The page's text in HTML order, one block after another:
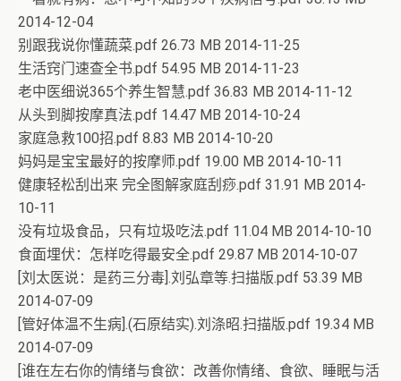
2014-12-04
别跟我说你懂蔬菜.pdf 26.73 MB 2014-11-25
生活窍门速查全书.pdf 54.95 MB 2014-11-23
老中医细说365个养生智慧.pdf 36.83 MB 2014-11-12
从头到脚按摩真法.pdf 14.47 MB 2014-10-24
家庭急救100招.pdf 8.83 MB 2014-10-20
妈妈是宝宝最好的按摩师.pdf 19.00 MB 2014-10-11
健康轻松刮出来 完全图解家庭刮痧.pdf 31.91 MB 2014-
10-11
没有垃圾食品，只有垃圾吃法.pdf 11.04 MB 2014-10-10
食面埋伏：怎样吃得最安全.pdf 29.87 MB 2014-10-07
[刘太医说：是药三分毒].刘弘章等.扫描版.pdf 53.39 MB
2014-07-09
[管好体温不生病].(石原结实).刘涤昭.扫描版.pdf 19.34 MB
2014-07-09
[谁在左右你的情绪与食欲：改善你情绪、食欲、睡眠与活